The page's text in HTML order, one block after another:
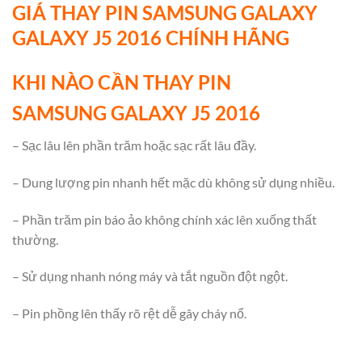
GIÁ THAY PIN SAMSUNGGALAXY
GALAXYJ5 2016 CHÍNH HÃNG
KHI NÀO CẦN THAY PIN
SAMSUNGGALAXYJ5 2016
– Sạc lâu lên phần trăm hoặc sạc rất lâu đầy.
– Dung lượng pin nhanh hết mặc dù không sử dụng nhiều.
– Phần trăm pin báo ảo không chính xác lên xuống thất
thường.
– Sử dụng nhanh nóng máy và tắt nguồn đột ngột.
– Pin phồng lên thấy rõ rệt dễ gây cháy nổ.